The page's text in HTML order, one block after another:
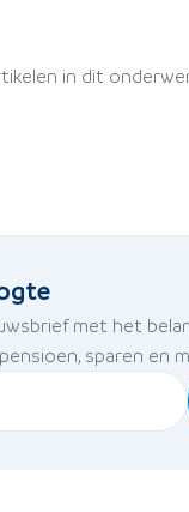
in dit
met het
sparen en